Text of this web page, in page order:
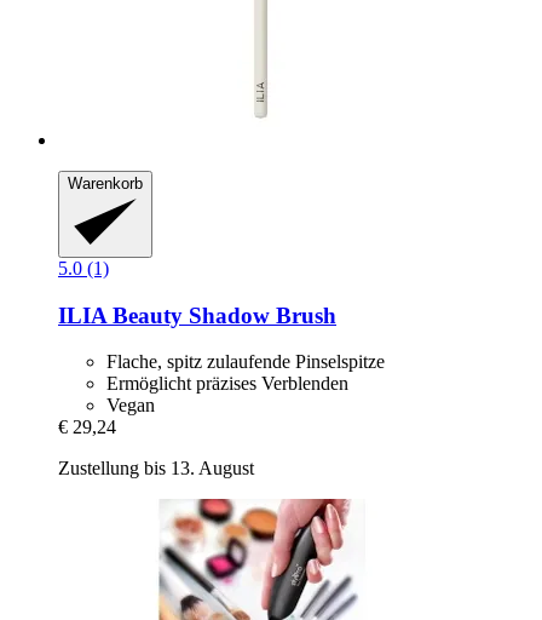
Warenkorb
5.0 (1)
ILIA Beauty Shadow Brush
Flache, spitz zulaufende Pinselspitze
Ermöglicht präzises Verblenden
Vegan
€ 29,24
Zustellung bis 13. August